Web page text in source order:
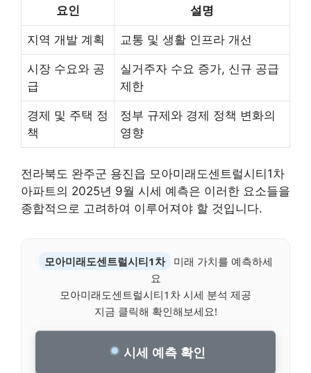
요인 설명
지역 개발 계획 교통 및 생활 인프라 개선
시장 수요와 공
급
실거주자 수요 증가, 신규 공급
제한
경제 및 주택 정
책
정부 규제와 경제 정책 변화의
영향
전라북도 완주군 용진읍 모아미래도센트럴시티1차
아파트의 2025년 9월 시세 예측은 이러한 요소들을
종합적으로 고려하여 이루어져야 할 것입니다.
모아미래도센트럴시티1차
미래 가치를 예측하세
요
모아미래도센트럴시티1차 시세 분석 제공
지금 클릭해 확인해보세요!
시세 예측 확인